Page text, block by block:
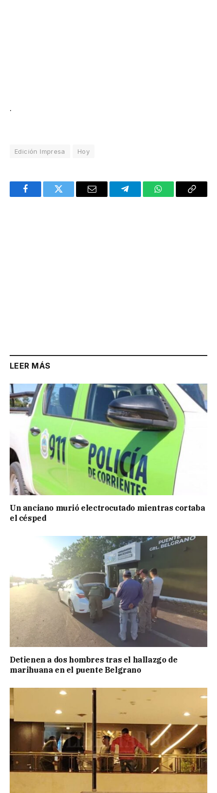
.
Edición Impresa Hoy
FacebookTwitter Email TelegramWhatsAppCopy
LEER MÁS
Un anciano murió electrocutado mientras cortaba
el césped
Detienen a dos hombres tras el hallazgo de
marihuana en el puente Belgrano